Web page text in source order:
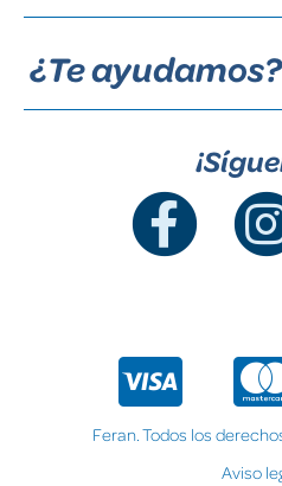
¿Te ayudamos?
Feran. Todos los
Aviso